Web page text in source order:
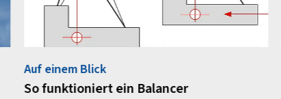
Auf einem Blick
So funktioniert ein Balancer